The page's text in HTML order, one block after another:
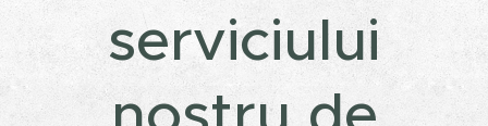
serviciului